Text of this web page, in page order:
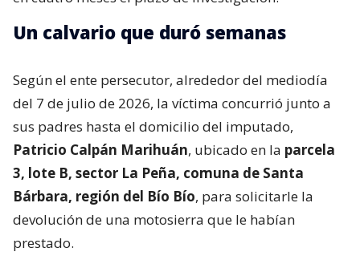
Un calvario que duró semanas
Según el ente persecutor, alrededor del mediodía
del 7 de julio de 2026, la víctima concurrió junto a
sus padres hasta el domicilio del imputado,
Patricio Calpán Marihuán, ubicado en la parcela
3, lote B, sector La Peña, comuna de Santa
Bárbara, región del Bío Bío, para solicitarle la
devolución de una motosierra que le habían
prestado.